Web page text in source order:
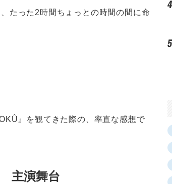
たった2時間ちょっとの時間の間に命
』を観てきた際の、率直な感想で
主演舞台